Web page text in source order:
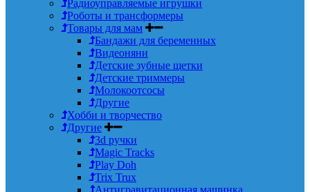
Радиоуправляемые игрушки
Роботы и трансформеры
Товары для мам
Бандажи для беременных
Видеоняни
Детские зубные щетки
Детские триммеры
Молокоотсосы
Другие
Хобби и творчество
Другие
3d ручки
Magic Tracks
Play Doh
Trix Trux
Антигравитационная машинка